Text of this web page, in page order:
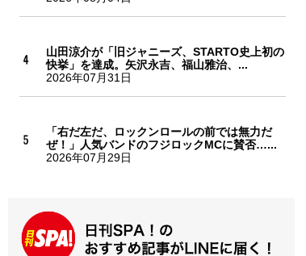
山田涼介が「旧ジャニーズ、STARTO史上初の
快挙」を達成。矢沢永吉、福山雅治、...
2026年07月31日
「右だ左だ、ロックンロールの前では無力だ
ぜ！」人気バンドのフジロックMCに賛否…...
2026年07月29日